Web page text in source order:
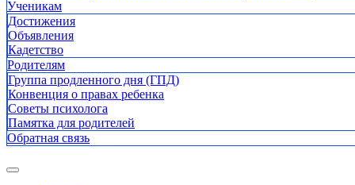
Ученикам
Достижения
Объявления
Кадетство
Родителям
Группа продленного дня (ГПД)
Конвенция о правах ребенка
Советы психолога
Памятка для родителей
Обратная связь